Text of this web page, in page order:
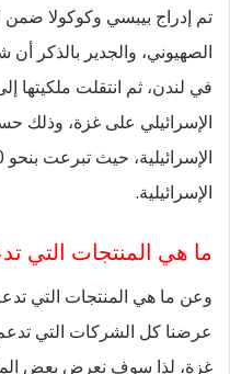
تم إدراج بيبسي وكوكولا ضمن
الصهيوني، والجدير بالذكر
في لندن، ثم انتقلت ملكيتها
الإسرائيلي على غزة، وذلك
الإسرائيلية.
ما هي المنتجات التي
وعن ما هي المنتجات التي
عرضنا كل الشركات التي
غزة، لذا سوف نعرض بعض